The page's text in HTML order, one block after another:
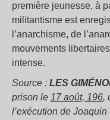
première jeunesse, à
militantisme est
l’anarchisme, de
mouvements
intense.
Source : LES
prison le 17 août, 196,
l’exécution de